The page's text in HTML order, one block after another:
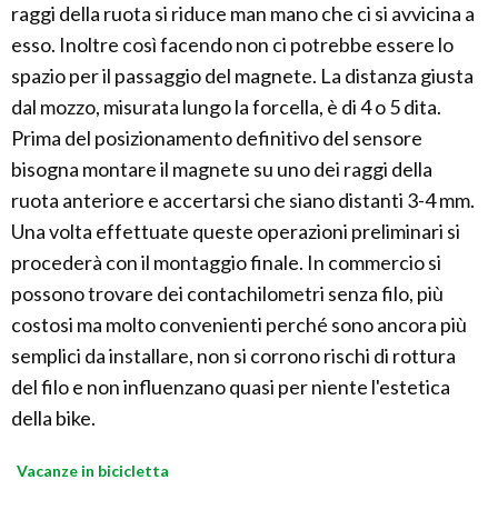
raggi della ruota si riduce man mano che ci si avvicina a
esso. Inoltre così facendo non ci potrebbe essere lo
spazio per il passaggio del magnete. La distanza giusta
dal mozzo, misurata lungo la forcella, è di 4 o 5 dita.
Prima del posizionamento definitivo del sensore
bisogna montare il magnete su uno dei raggi della
ruota anteriore e accertarsi che siano distanti 3-4 mm.
Una volta effettuate queste operazioni preliminari si
procederà con il montaggio finale. In commercio si
possono trovare dei contachilometri senza filo, più
costosi ma molto convenienti perché sono ancora più
semplici da installare, non si corrono rischi di rottura
del filo e non influenzano quasi per niente l'estetica
della bike.
Vacanze in bicicletta